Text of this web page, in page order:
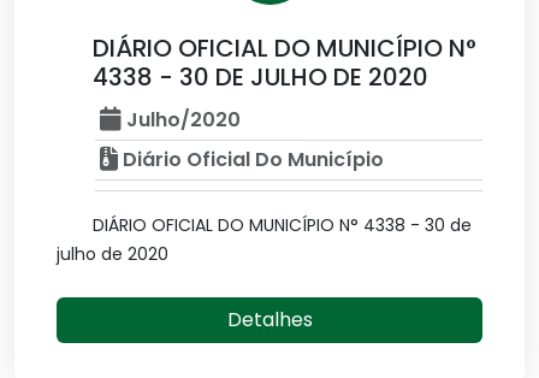
DIÁRIO OFICIAL DO MUNICÍPIO N°
4338 - 30 DE JULHO DE 2020
Julho/2020
Diário Oficial Do Município
DIÁRIO OFICIAL DO MUNICÍPIO N° 4338 - 30 de
julho de 2020
Detalhes